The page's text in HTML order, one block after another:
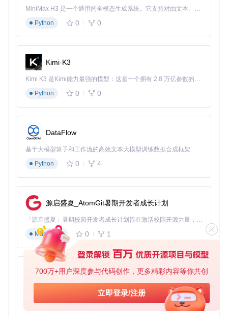
700万+用户深度参与代码创作，更多精彩内容等你共创
立即登录/注册
专家级调试：手动脚本干预（适用于复杂病例）
操作流程图：
法。当标准治疗方案无效时，手动注入脚本可以绕过扩展的自
动机制，直接加载核心库：
// 创建新的脚本元素
var script =
// 指定稳定版本的Ruffle核心库
// 将脚本注入到页面头部
document. head. appendChild
这种方法通过直接从CDN加载核心库，绕过了扩展的自动注入
机制，适用于解决复杂的脚本冲突和资源加载问题。注入后，
应立即测试Flash内容加载情况，并记录调试结果以便后续分
析。
原理剖析：系统交互时序与故障根源
系统交互时序图（文字描述）
浏览器启动 → 扩展激活 → 内容脚本注入 → Flash元素检测 → Ruffle核
↑           ↑            ↑              ↑
MiniMax H3 是一个通用的全模态生成系统。它支持对由文本、图像、视频和音频组成的多模态上下文进行统一理解，并能生成分辨率高达 2K、时长可达 15 秒的带原生立体声音频的视频。得益于面向任务泛化的系统设计，H3 在预训练阶段就已具备广泛的多模态上下文理解与生成能力，能够出色地执行复杂的多模态指令。
Python
0 0
Kimi-K3
Kimi K3 是Kimi能力最强的模型：这是一个拥有 2.8 万亿参数的混合专家（MoE）模型，具备原生视觉理解能力，并支持 100 万 token 的上下文窗口。
Python
0 0
DataFlow
基于大模型算子和工作流的高效文本大模型训练数据合成框架
Python
0 4
源启盛夏_AtomGit暑期开发者成长计划
「源启盛夏」暑期校园开发者成长计划旨在激活校园开源力量，通过积分激励、认证扶持、资源倾斜等形式，引导高校组织和开发者完成「入驻 — 建项目 — 做贡献 — 获认证 — 得资源」的完整闭环。无论你是想带领社团入驻平台的组织者，还是希望用代码贡献证明自己的开发者，都能在这里找到属于你的成长路径。
Markdown
0 1
py-xiaozhi
基于Python的Xiaozhi AI，适用于想要完整Xiaozhi体验而无需拥有专用硬件的用户。
Python
0 1